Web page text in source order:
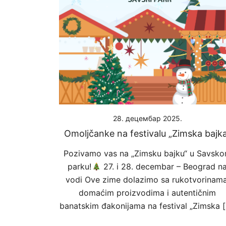
28. децембар 2025.
Omoljčanke na festivalu „Zimska
Pozivamo vas na „Zimsku bajku“ u
parku!
27. i 28. decembar – Beograd na
vodi Ove zime dolazimo sa
domaćim proizvodima i autentičnim
banatskim đakonijama na festival „Zimska